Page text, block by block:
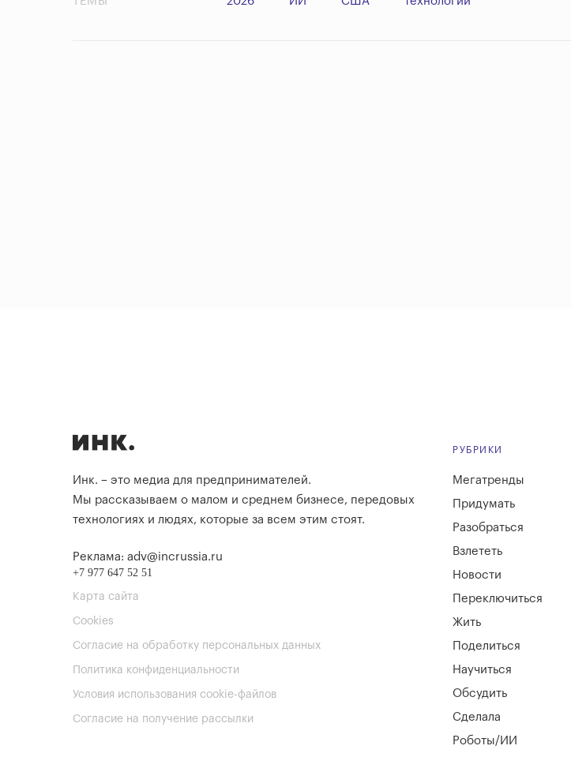
Инк. – это медиа для предпринимателей.
Мы рассказываем о малом и среднем бизнесе, передовых
технологиях и людях, которые за всем этим стоят.
Реклама: adv@incrussia.ru
+7 977 647 52 51
Карта сайта
Cookies
Согласие на обработку персональных данных
Политика конфиденциальности
Условия использования cookie-файлов
Согласие на получение рассылки
РУБРИКИ
Мегатренды
Придумать
Разобраться
Взлететь
Новости
Переключиться
Жить
Поделиться
Научиться
Обсудить
Сделала
Роботы/ИИ